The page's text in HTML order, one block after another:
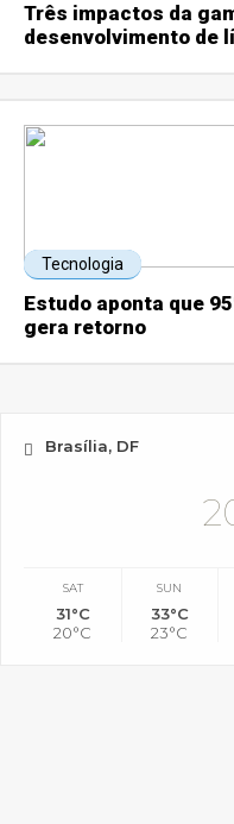
Três impactos da
desenvolvimento de
Tecnologia
Estudo aponta que
gera retorno
Brasília, DF
SAT
31°C
20°C
SUN
33°C
23°C